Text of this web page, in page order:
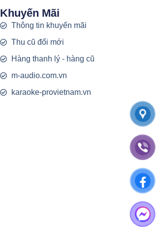
Khuyến Mãi
Thông tin khuyến mãi
Thu cũ đổi mới
Hàng thanh lý - hàng cũ
m-audio.com.vn
karaoke-provietnam.vn